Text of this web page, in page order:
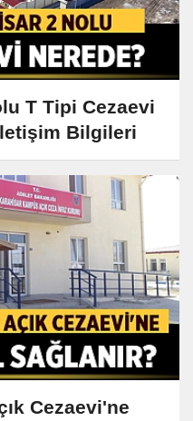
T Tipi Cezaevi
Bilgileri
Cezaevi'ne